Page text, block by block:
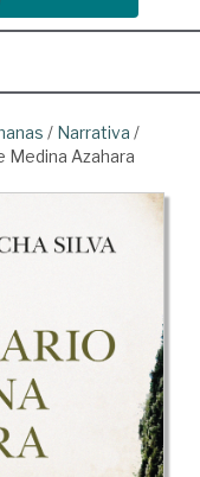
/ Narrativa /
Medina Azahara